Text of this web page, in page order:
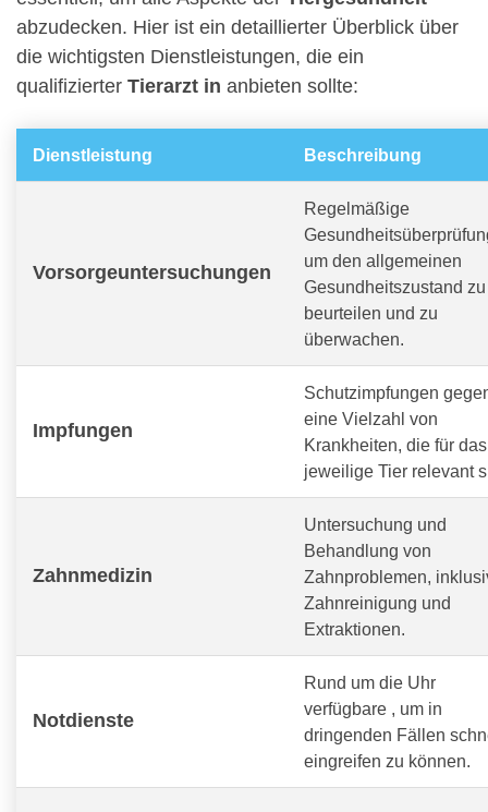
abzudecken. Hier ist ein detaillierter Überblick über
die wichtigsten Dienstleistungen, die ein
qualifizierter Tierarzt in anbieten sollte:
Dienstleistung Beschreibung
Vorsorgeuntersuchungen
Regelmäßige
um den allgemeinen
Gesundheitszustand zu
beurteilen und zu
überwachen.
Impfungen
Schutzimpfungen
eine Vielzahl von
Krankheiten, die für das
jeweilige Tier relevant
Zahnmedizin
Untersuchung und
Behandlung von
Zahnproblemen,
Zahnreinigung und
Extraktionen.
Notdienste
Rund um die Uhr
verfügbare , um in
dringenden Fällen
eingreifen zu können.